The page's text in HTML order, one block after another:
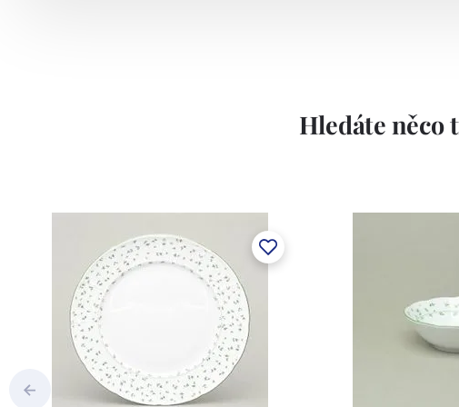
a.s. včetně ochranné známky a
tlakového lití, moderními komorovými
dekorovat své výrobky pomocí klasických
Concordia Lesov používá ochrannou známku LC
Hledáte něco